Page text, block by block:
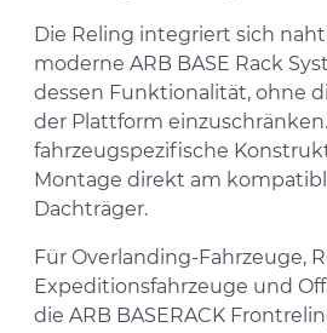
Die Reling integriert sich
moderne ARB BASE Rack
dessen Funktionalität, ohne
der Plattform
fahrzeugspezifische
Montage direkt am
Dachträger.
Für Overlanding-Fahrzeuge,
Expeditionsfahrzeuge und
die ARB BASERACK